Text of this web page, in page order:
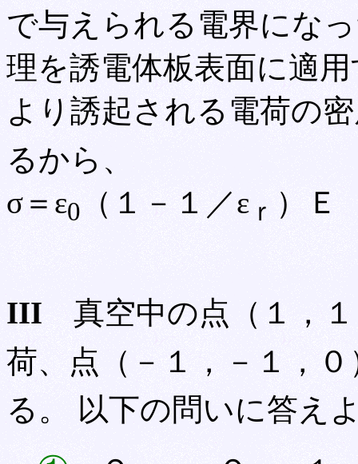
で与えられる電界にな
理を誘電体板表面に適
より誘起される電荷の
るから、
σ＝ε0 （１－１／ε ｒ）Ｅ
III 真空中の点（１，１
荷、点（－１，－１，
る。 以下の問いに答え